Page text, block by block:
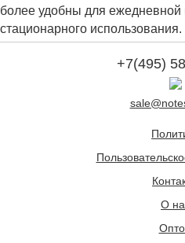
более удобны для ежедневной
стационарного
+7(495)
О